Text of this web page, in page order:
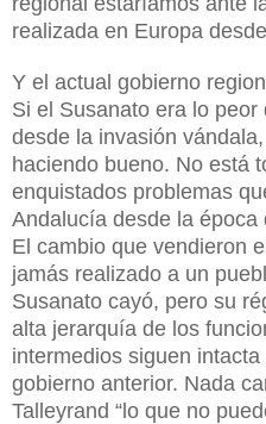
realizada en Europa
Y el actual gobierno
Si el Susanato era lo
desde la invasión
haciendo bueno. No está
enquistados problemas
Andalucía desde la
El cambio que vendieron
jamás realizado a un
Susanato cayó, pero su
alta jerarquía de los
intermedios siguen
gobierno anterior. Nada
Talleyrand “lo que no